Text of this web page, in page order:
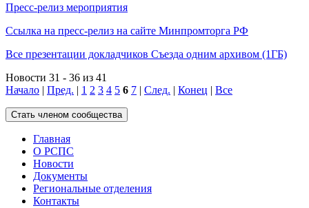
Пресс-релиз мероприятия
Ссылка на пресс-релиз на сайте Минпромторга РФ
Все презентации докладчиков Съезда одним архивом (1ГБ)
Новости 31 - 36 из 41
Начало | Пред. | 1 2 3 4 5 6 7 | След. | Конец | Все
Главная
О РСПС
Новости
Документы
Региональные отделения
Контакты